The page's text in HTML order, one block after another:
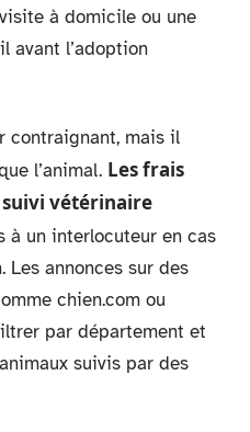
à domicile ou une
avant l’adoption
contraignant, mais il
l’animal. Les frais
vétérinaire
à un interlocuteur en cas
annonces sur des
chien.com ou
par département et
suivis par des